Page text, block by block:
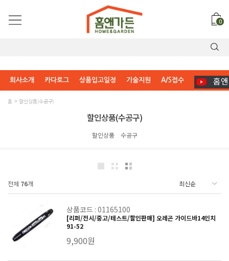
0
회사소개 카다로그 상품입고일정 기술지원 A/S접수
홈 할인상품(수공구)
할인상품(수공구)
할인상품 수공구
전체 76개
상품코드 : 01165100
[리퍼/전시/중고/테스트/할인판매] 오레곤 가이드바14인치
91-52
9,900원